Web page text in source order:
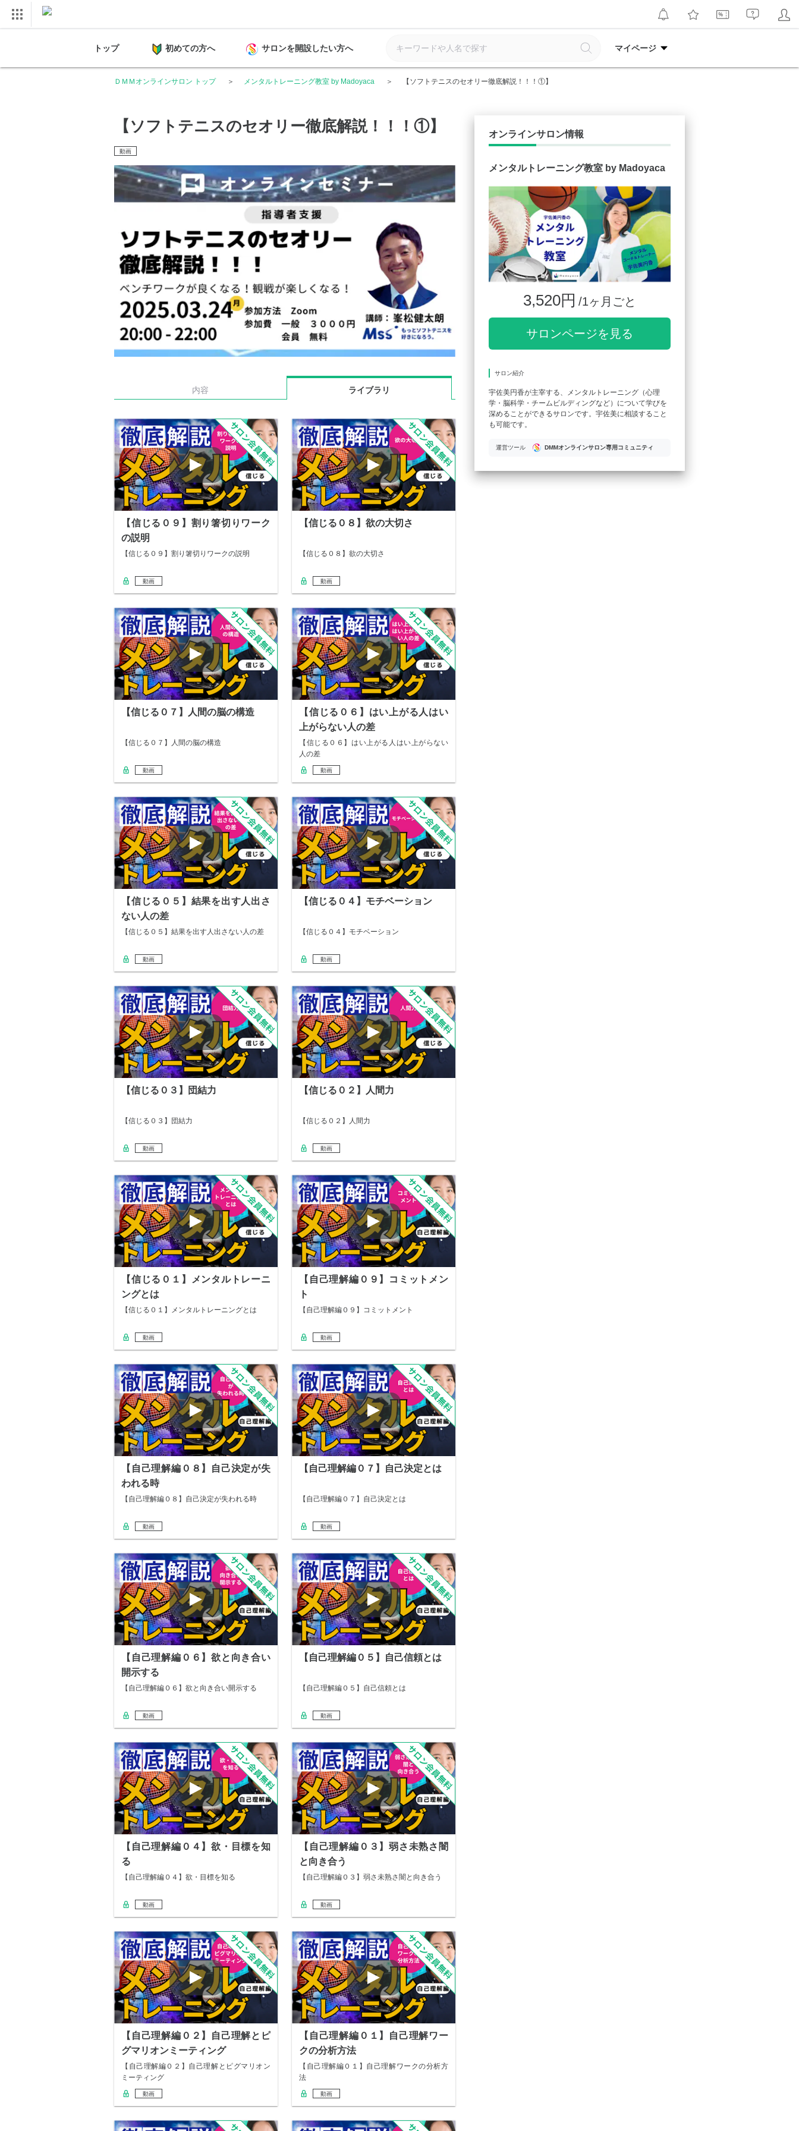
トップ 初めての方へ サロンを開設したい方へ マイページ
ＤＭＭオンラインサロン トップ メンタルトレーニング教室 by Madoyaca 【ソフトテニスのセオリー徹底解説！！！①】
【ソフトテニスのセオリー徹底解説！！！①】
動画
内容 ライブラリ
【信じる０９】割り箸切りワーク
の説明
【信じる０９】割り箸切りワークの説明
動画
【信じる０８】欲の大切さ
【信じる０８】欲の大切さ
動画
【信じる０７】人間の脳の構造
【信じる０７】人間の脳の構造
動画
【信じる０６】はい上がる人はい
上がらない人の差
【信じる０６】はい上がる人はい上がらない
人の差
動画
【信じる０５】結果を出す人出さ
ない人の差
【信じる０５】結果を出す人出さない人の差
動画
【信じる０４】モチベーション
【信じる０４】モチベーション
動画
【信じる０３】団結力
【信じる０３】団結力
動画
【信じる０２】人間力
【信じる０２】人間力
動画
【信じる０１】メンタルトレーニ
ングとは
【信じる０１】メンタルトレーニングとは
動画
【自己理解編０９】コミットメン
ト
【自己理解編０９】コミットメント
動画
【自己理解編０８】自己決定が失
われる時
【自己理解編０８】自己決定が失われる時
動画
【自己理解編０７】自己決定とは
【自己理解編０７】自己決定とは
動画
【自己理解編０６】欲と向き合い
開示する
【自己理解編０６】欲と向き合い開示する
動画
【自己理解編０５】自己信頼とは
【自己理解編０５】自己信頼とは
動画
【自己理解編０４】欲・目標を知
る
【自己理解編０４】欲・目標を知る
動画
【自己理解編０３】弱さ未熟さ闇
と向き合う
【自己理解編０３】弱さ未熟さ闇と向き合う
動画
【自己理解編０２】自己理解とピ
グマリオンミーティング
【自己理解編０２】自己理解とピグマリオン
ミーティング
動画
【自己理解編０１】自己理解ワー
クの分析方法
【自己理解編０１】自己理解ワークの分析方
法
動画
オンラインサロン情報
メンタルトレーニング教室 by Madoyaca
3,520円 /1ヶ月ごと
サロンページを見る
サロン紹介
宇佐美円香が主宰する、メンタルトレーニング（心理
学・脳科学・チームビルディングなど）について学びを
深めることができるサロンです。宇佐美に相談すること
も可能です。
運営ツール DMMオンラインサロン専用コミュニティ